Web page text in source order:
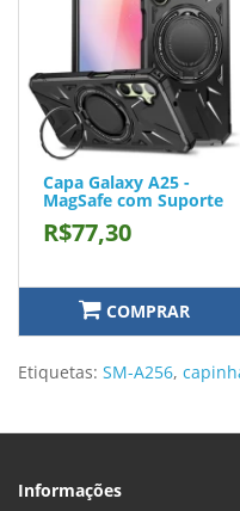
Capa Galaxy A25 -
MagSafe com Suporte
R$77,30
COMPRAR
Etiquetas: SM-A256,
Informações